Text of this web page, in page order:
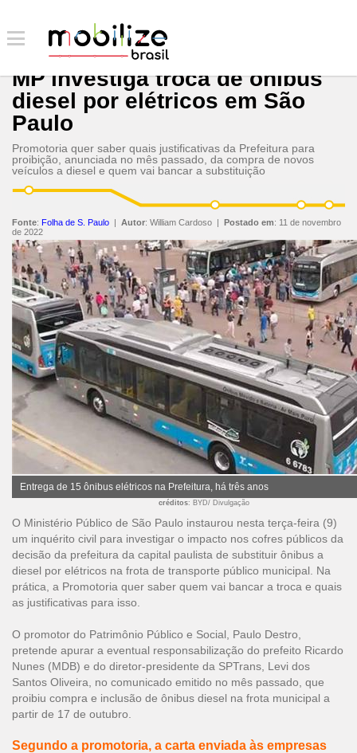
MP investiga troca de ônibus
diesel por elétricos em São
Paulo
Promotoria quer saber quais justificativas da Prefeitura para
proibição, anunciada no mês passado, da compra de novos
veículos a diesel e quem vai bancar a substituição
Fonte: Folha de S. Paulo | Autor: William Cardoso | Postado em: 11 de novembro
de 2022
Entrega de 15 ônibus elétricos na Prefeitura, há três anos
créditos: BYD/ Divulgação
O Ministério Público de São Paulo instaurou nesta terça-feira (9)
um inquérito civil para investigar o impacto nos cofres públicos da
decisão da prefeitura da capital paulista de substituir ônibus a
diesel por elétricos na frota de transporte público municipal. Na
prática, a Promotoria quer saber quem vai bancar a troca e quais
as justificativas para isso.
O promotor do Patrimônio Público e Social, Paulo Destro,
pretende apurar a eventual responsabilização do prefeito Ricardo
Nunes (MDB) e do diretor-presidente da SPTrans, Levi dos
Santos Oliveira, no comunicado emitido no mês passado, que
proibiu compra e inclusão de ônibus diesel na frota municipal a
partir de 17 de outubro.
Segundo a promotoria, a carta enviada às empresas